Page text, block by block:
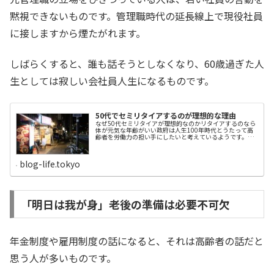
黙視できないものです。管理職時代の延長線上で現役社員
に接しますから煙たがれます。
しばらくすると、誰も話そうとしなくなり、60歳過ぎた人
生としては寂しい会社員人生になるものです。
50代でセミリタイアするのが理想的な理由
なぜ50代セミリタイアが理想的なのかリタイアするのなら
体が元気な年齢がいい政府は人生100年時代とうたって高
齢者を労働力の担い手にしたいと考えているようです。そ
ら、自分自身の心の赴くままに好きな仕事に熱中できるセ
か。私は近く、50代後半にして、ようやく、その第一歩を
気うちにリタイアすることが大切だと考えました。体力・
気力は個人差がありますが、体力面も考えると、セミリタ
イアは50代がギリギリ理想的な年齢だと感じています。貯
blog-life.tokyo
「明日は我が身」老後の準備は必要不可欠
年金制度や雇用制度の話になると、それは高齢者の話だと
思う人が多いものです。